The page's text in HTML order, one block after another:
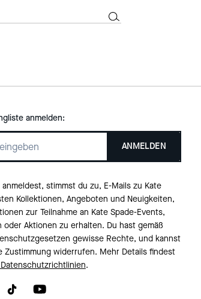
anmelden:
ANMELDEN
stimmst du zu, E-Mails zu Kate
Kollektionen, Angeboten und Neuigkeiten,
zur Teilnahme an Kate Spade-Events,
oder Aktionen zu erhalten. Du hast gemäß
gewisse Rechte, und kannst
Zustimmung widerrufen. Mehr Details findest
.